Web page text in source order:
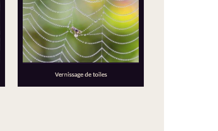
Vernissage de toiles